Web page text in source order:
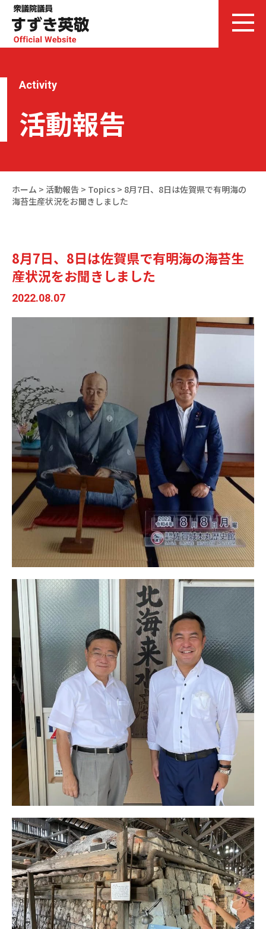
Activity
活動報告
ホーム > 活動報告 > Topics > 8月7日、8日は佐賀県で有明海の
海苔生産状況をお聞きしました
8月7日、8日は佐賀県で有明海の海苔生
産状況をお聞きしました
2022.08.07